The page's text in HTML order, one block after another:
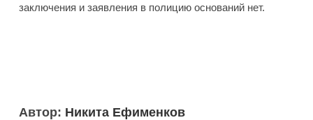
заключения и заявления в полицию оснований нет.
Автор: Никита Ефименков